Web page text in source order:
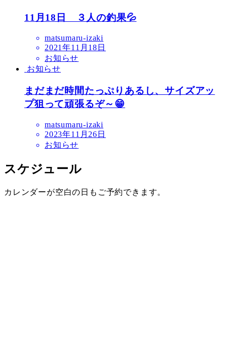
11月18日 ３人の釣果💦
matsumaru-izaki
2021年11月18日
お知らせ
お知らせ
まだまだ時間たっぷりあるし、サイズアッ
プ狙って頑張るぞ～😁
matsumaru-izaki
2023年11月26日
お知らせ
スケジュール
カレンダーが空白の日もご予約できます。